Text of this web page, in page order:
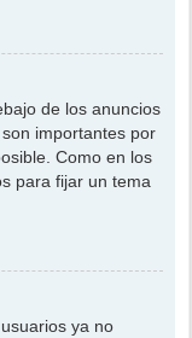
de los anuncios
importantes por
Como en los
para fijar un tema
ya no